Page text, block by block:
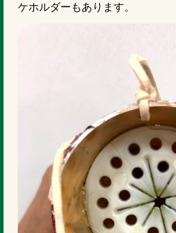
ケホルダーもあります。